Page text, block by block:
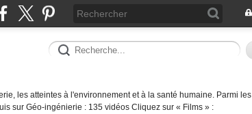
les atteintes à l'environnement et à la santé humaine. Parmi les
sur Géo-ingénierie : 135 vidéos Cliquez sur « Films » :